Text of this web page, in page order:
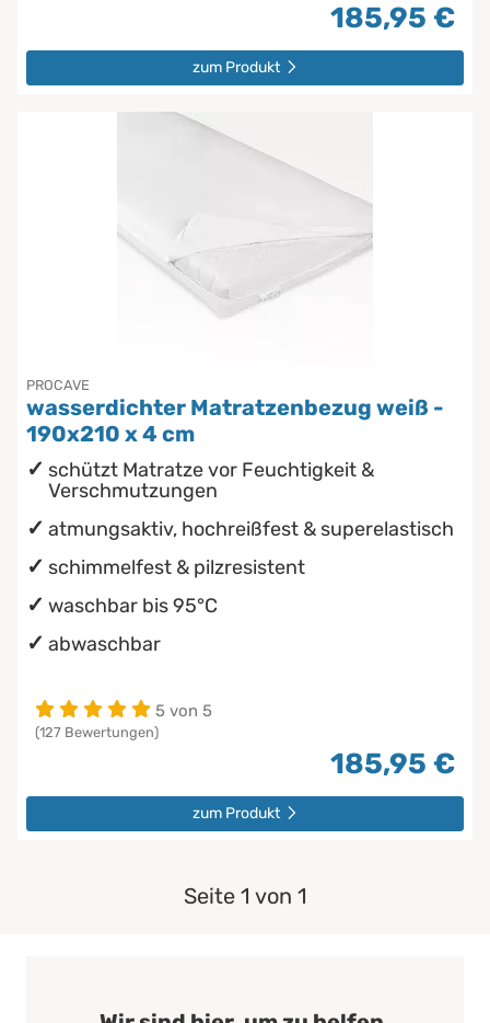
185,95 €
zum Produkt
PROCAVE
wasserdichter Matratzenbezug weiß -
190x210 x 4 cm
schützt Matratze vor Feuchtigkeit &
Verschmutzungen
atmungsaktiv, hochreißfest & superelastisch
schimmelfest & pilzresistent
waschbar bis 95°C
abwaschbar
5 von 5
(127 Bewertungen)
185,95 €
zum Produkt
Seite 1 von 1